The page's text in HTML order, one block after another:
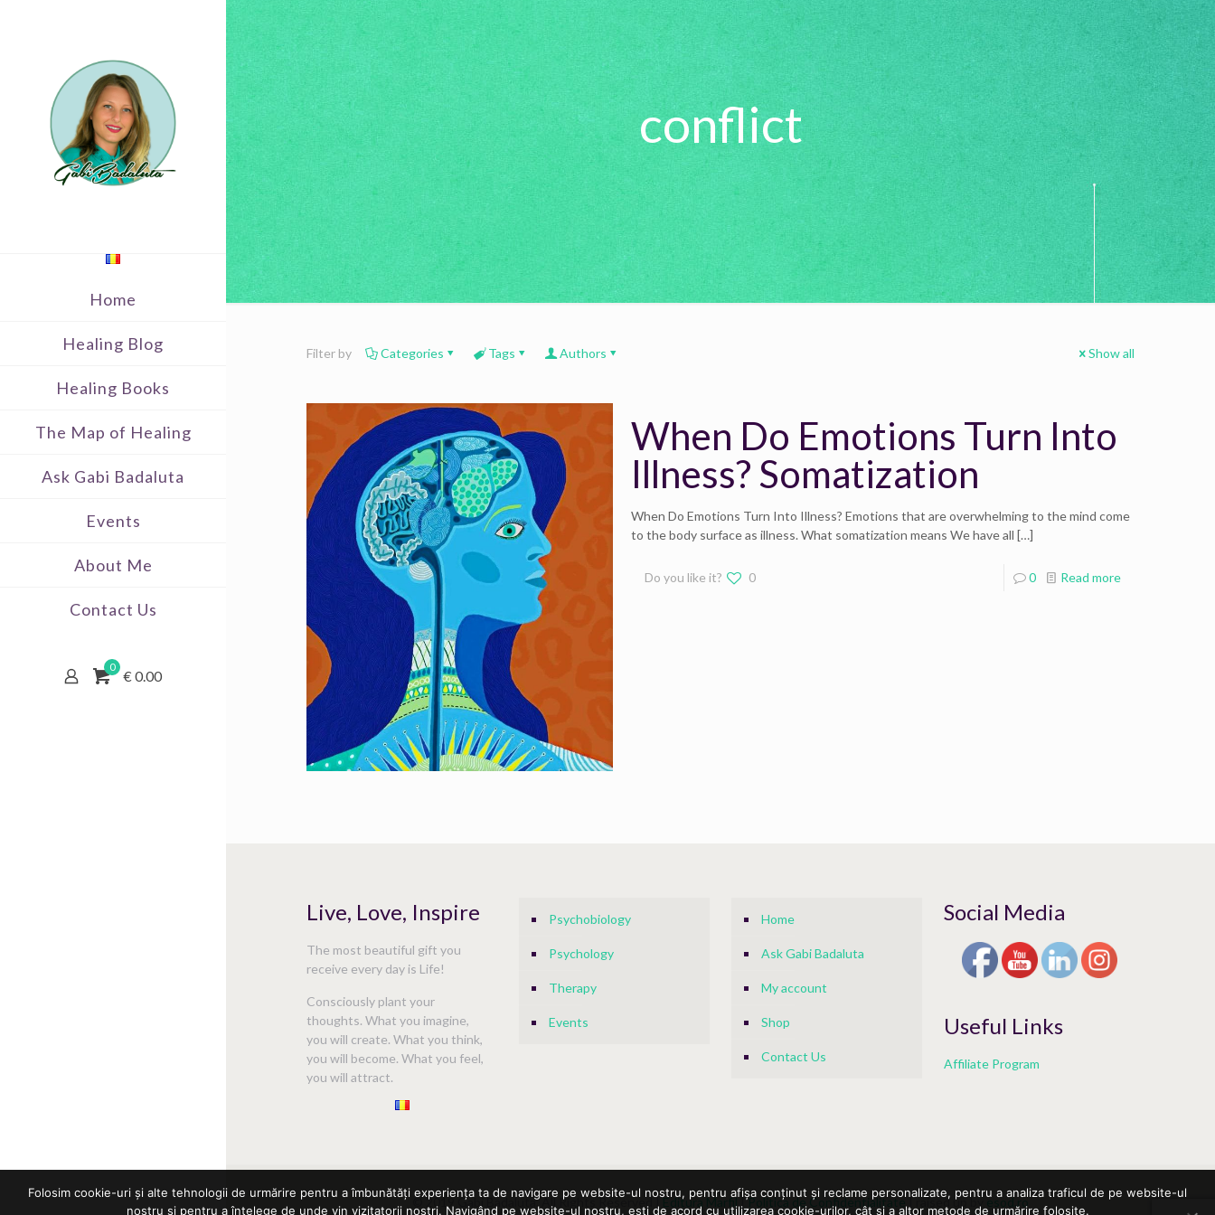
Home
Healing Blog
Healing Books
The Map of Healing
Ask Gabi Badaluta
Events
About Me
Contact Us
0
€ 0.00
conflict
Filter by Categories Tags Authors Show all
When Do Emotions Turn Into
Illness? Somatization
When Do Emotions Turn Into Illness? Emotions that are overwhelming to the mind come
to the body surface as illness. What somatization means We have all […]
Do you like it? 0 0 Read more
Live, Love, Inspire
The most beautiful gift you
receive every day is Life!
Consciously plant your
thoughts. What you imagine,
you will create. What you think,
you will become. What you feel,
you will attract.
Psychobiology
Psychology
Therapy
Events
Home
Ask Gabi Badaluta
My account
Shop
Contact Us
Social Media
Useful Links
Affiliate Program
© 2019 Gabi Badaluta. All Rights Reserved |Editura Marfil|Politica de Confidentialitate| raised up by esod.ro
Folosim cookie-uri și alte tehnologii de urmărire pentru a îmbunătăți experiența ta de navigare pe website-ul nostru, pentru afișa conținut și reclame personalizate, pentru a analiza traficul de pe website-ul
nostru și pentru a înțelege de unde vin vizitatorii noștri. Navigând pe website-ul nostru, ești de acord cu utilizarea cookie-urilor, cât și a altor metode de urmărire folosite.